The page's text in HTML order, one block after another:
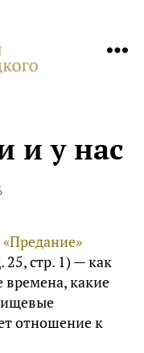
и у нас
стр. 1) — как
времена, какие
отношение к